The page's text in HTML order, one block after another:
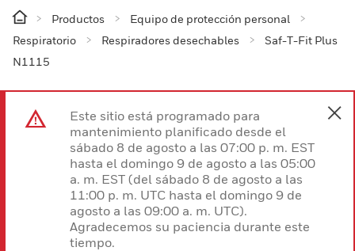
Productos
Equipo de protección personal
Respiratorio
Respiradores desechables
Saf-T-Fit Plus
N1115
Este sitio está programado para
mantenimiento planificado desde el
sábado 8 de agosto a las 07:00 p. m. EST
hasta el domingo 9 de agosto a las 05:00
a. m. EST (del sábado 8 de agosto a las
11:00 p. m. UTC hasta el domingo 9 de
agosto a las 09:00 a. m. UTC).
Agradecemos su paciencia durante este
tiempo.